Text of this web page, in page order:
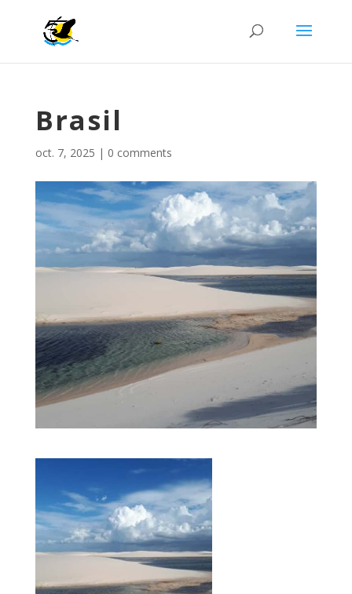
Brasil
oct. 7, 2025 | 0 comments